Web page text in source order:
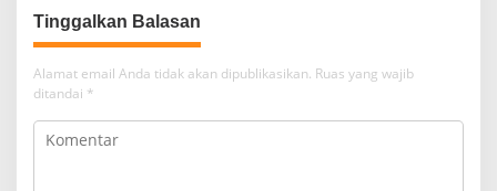
Tinggalkan Balasan
Alamat email Anda tidak akan dipublikasikan. Ruas yang wajib
ditandai *